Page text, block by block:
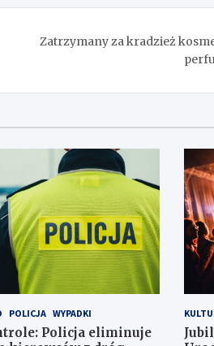
Zatrzymany za kradzież
POLICJA WYPADKI
Policja eliminuje